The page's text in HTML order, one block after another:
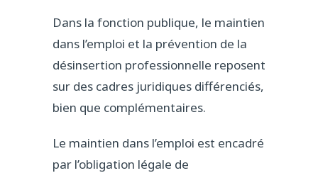
Dans la fonction publique, le maintien
dans l’emploi et la prévention de la
désinsertion professionnelle reposent
sur des cadres juridiques différenciés,
bien que complémentaires.
Le maintien dans l’emploi est encadré
par l’obligation légale de